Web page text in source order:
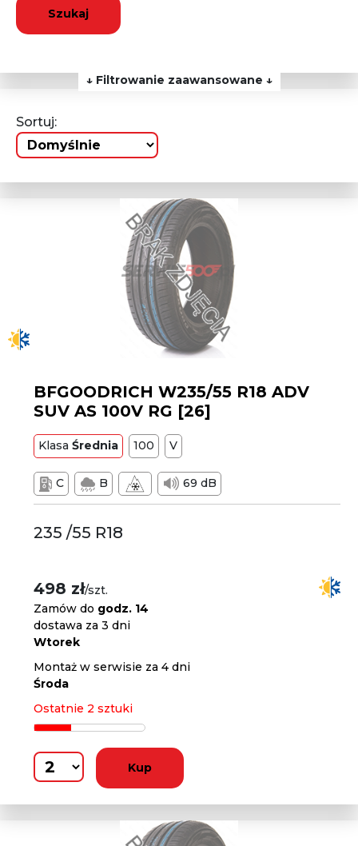
Szukaj
↓ Filtrowanie zaawansowane ↓
Sortuj:
BFGOODRICH W235/55 R18 ADV
SUV AS 100V RG [26]
KlasaŚrednia 100 V
C B 69 dB
235 /55 R18
498 zł/szt.
Zamów do godz. 14
dostawa za 3 dni
Wtorek
Montaż w serwisie za 4 dni
Środa
Ostatnie 2 sztuki
Kup